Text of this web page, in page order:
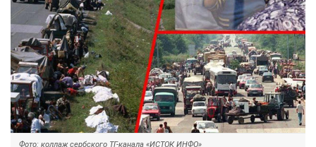
Фото: коллаж сербского ТГ-канала «ИСТОК ИНФО»